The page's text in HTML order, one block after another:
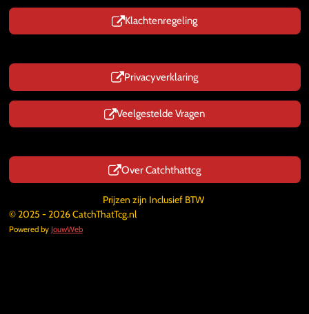
Klachtenregeling
Privacyverklaring
Veelgestelde Vragen
Over Catchthattcg
Prijzen zijn Inclusief BTW
© 2025 - 2026 CatchThatTcg.nl
Powered by JouwWeb